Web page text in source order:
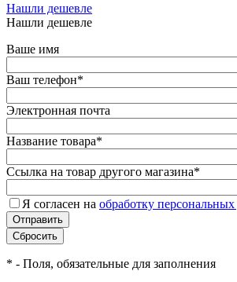
Нашли дешевле
Нашли дешевле
Ваше имя
Ваш телефон*
Электронная почта
Название товара*
Ссылка на товар другого магазина*
Я согласен на обработку
* - Поля, обязательные для заполнения